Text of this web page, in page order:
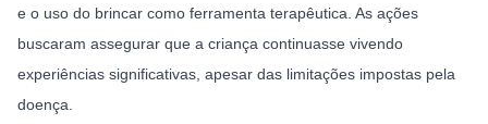
e o uso do brincar como ferramenta terapêutica. As ações
buscaram assegurar que a criança continuasse vivendo
experiências significativas, apesar das limitações impostas pela
doença.